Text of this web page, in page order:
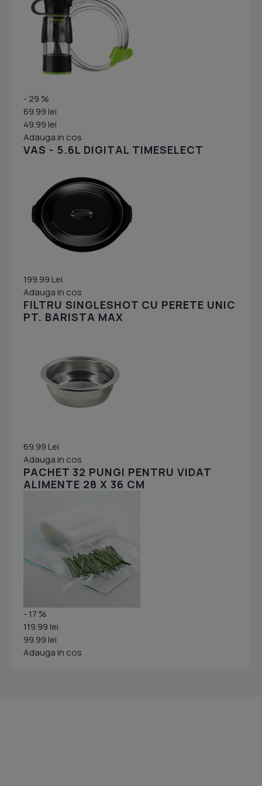
- 29 %
69.99 lei
49.99 lei
Adauga in cos
VAS - 5.6L DIGITAL TIMESELECT
199.99 Lei
Adauga in cos
FILTRU SINGLESHOT CU PERETE UNIC
PT. BARISTA MAX
69.99 Lei
Adauga in cos
PACHET 32 PUNGI PENTRU VIDAT
ALIMENTE 28 X 36 CM
- 17 %
119.99 lei
99.99 lei
Adauga in cos